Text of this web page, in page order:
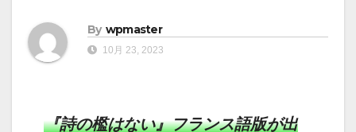
By wpmaster
10月 23, 2023
『詩の檻はない』フランス語版が出